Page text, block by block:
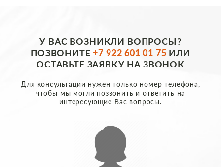
У ВАС ВОЗНИКЛИ ВОПРОСЫ?
ПОЗВОНИТЕ+7 922 601 01 75 ИЛИ
ОСТАВЬТЕ ЗАЯВКУ НА ЗВОНОК
Для консультации нужен только номер телефона,
чтобы мы могли позвонить и ответить на
интересующие Вас вопросы.